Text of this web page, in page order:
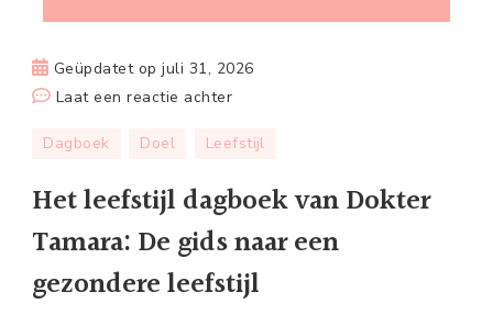
Geüpdatet opjuli 31, 2026
Laat een reactie achterop
leefstijl
van
Dokter
Tamara:
De
Dagboek Doel Leefstijl
Het leefstijl dagboek van Dokter
Tamara: De gids naar een
gezondere leefstijl